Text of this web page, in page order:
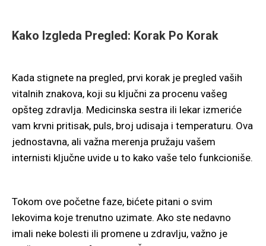
Kako Izgleda Pregled: Korak Po Korak
Kada stignete na pregled, prvi korak je pregled vaših
vitalnih znakova, koji su ključni za procenu vašeg
opšteg zdravlja. Medicinska sestra ili lekar izmeriće
vam krvni pritisak, puls, broj udisaja i temperaturu. Ova
jednostavna, ali važna merenja pružaju vašem
internisti ključne uvide u to kako vaše telo funkcioniše.
Tokom ove početne faze, bićete pitani o svim
lekovima koje trenutno uzimate. Ako ste nedavno
imali neke bolesti ili promene u zdravlju, važno je